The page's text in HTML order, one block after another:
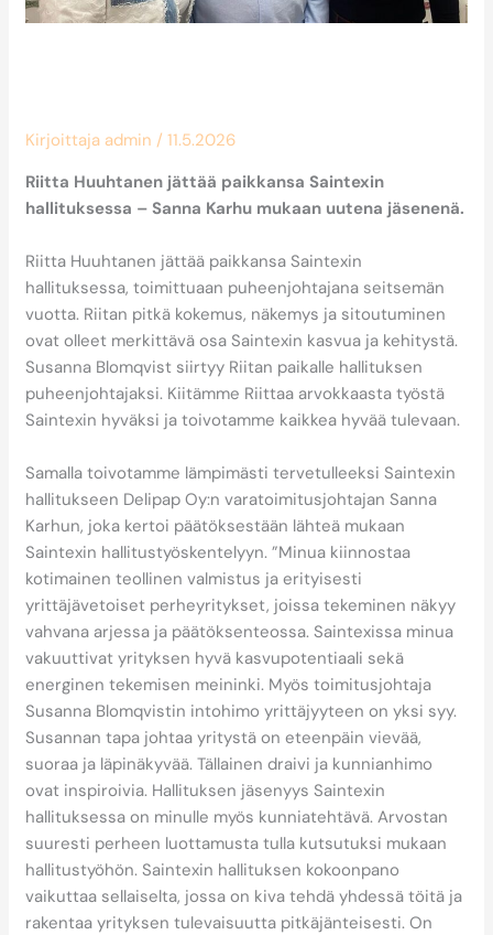
Kirjoittaja admin /11.5.2026
Riitta Huuhtanen jättää paikkansa Saintexin
hallituksessa – Sanna Karhu mukaan uutena jäsenenä.
Riitta Huuhtanen jättää paikkansa Saintexin
hallituksessa, toimittuaan puheenjohtajana seitsemän
vuotta. Riitan pitkä kokemus, näkemys ja sitoutuminen
ovat olleet merkittävä osa Saintexin kasvua ja kehitystä.
Susanna Blomqvist siirtyy Riitan paikalle hallituksen
puheenjohtajaksi. Kiitämme Riittaa arvokkaasta työstä
Saintexin hyväksi ja toivotamme kaikkea hyvää tulevaan.
Samalla toivotamme lämpimästi tervetulleeksi Saintexin
hallitukseen Delipap Oy:n varatoimitusjohtajan Sanna
Karhun, joka kertoi päätöksestään lähteä mukaan
Saintexin hallitustyöskentelyyn. ”Minua kiinnostaa
kotimainen teollinen valmistus ja erityisesti
yrittäjävetoiset perheyritykset, joissa tekeminen näkyy
vahvana arjessa ja päätöksenteossa. Saintexissa minua
vakuuttivat yrityksen hyvä kasvupotentiaali sekä
energinen tekemisen meininki. Myös toimitusjohtaja
Susanna Blomqvistin intohimo yrittäjyyteen on yksi syy.
Susannan tapa johtaa yritystä on eteenpäin vievää,
suoraa ja läpinäkyvää. Tällainen draivi ja kunnianhimo
ovat inspiroivia. Hallituksen jäsenyys Saintexin
hallituksessa on minulle myös kunniatehtävä. Arvostan
suuresti perheen luottamusta tulla kutsutuksi mukaan
hallitustyöhön. Saintexin hallituksen kokoonpano
vaikuttaa sellaiselta, jossa on kiva tehdä yhdessä töitä ja
rakentaa yrityksen tulevaisuutta pitkäjänteisesti. On